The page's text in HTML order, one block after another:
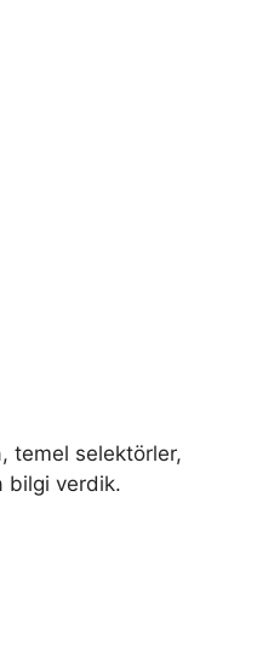
temel selektörler,
bilgi verdik.